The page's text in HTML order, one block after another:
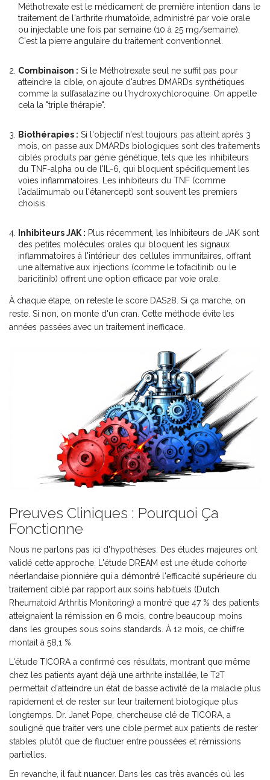
Méthotrexate est le médicament de première intention dans le
traitement de l'arthrite rhumatoïde, administré par voie orale
ou injectable une fois par semaine (10 à 25 mg/semaine).
C'est la pierre angulaire du traitement conventionnel.
Combinaison : Si le Méthotrexate seul ne suffit pas pour
atteindre la cible, on ajoute d'autres DMARDs synthétiques
comme la sulfasalazine ou l'hydroxychloroquine. On appelle
cela la "triple thérapie".
Biothérapies : Si l'objectif n'est toujours pas atteint après 3
mois, on passe aux DMARDs biologiques sont des traitements
ciblés produits par génie génétique, tels que les inhibiteurs
du TNF-alpha ou de l'IL-6, qui bloquent spécifiquement les
voies inflammatoires . Les inhibiteurs du TNF (comme
l'adalimumab ou l'étanercept) sont souvent les premiers
choisis.
Inhibiteurs JAK : Plus récemment, les Inhibiteurs de JAK sont
des petites molécules orales qui bloquent les signaux
inflammatoires à l'intérieur des cellules immunitaires, offrant
une alternative aux injections (comme le tofacitinib ou le
baricitinib) offrent une option efficace par voie orale.
À chaque étape, on reteste le score DAS28. Si ça marche, on
reste. Si non, on monte d'un cran. Cette méthode évite les
années passées avec un traitement inefficace.
Preuves Cliniques : Pourquoi Ça
Fonctionne
Nous ne parlons pas ici d'hypothèses. Des études majeures ont
validé cette approche. L'étude DREAM est une étude cohorte
néerlandaise pionnière qui a démontré l'efficacité supérieure du
traitement ciblé par rapport aux soins habituels (Dutch
Rheumatoid Arthritis Monitoring) a montré que 47 % des patients
atteignaient la rémission en 6 mois, contre beaucoup moins
dans les groupes sous soins standards. À 12 mois, ce chiffre
montait à 58,1 %.
L'étude TICORA a confirmé ces résultats, montrant que même
chez les patients ayant déjà une arthrite installée, le T2T
permettait d'atteindre un état de basse activité de la maladie plus
rapidement et de rester sur leur traitement biologique plus
longtemps. Dr. Janet Pope, chercheuse clé de TICORA, a
souligné que traiter vers une cible permet aux patients de rester
stables plutôt que de fluctuer entre poussées et rémissions
partielles.
En revanche, il faut nuancer. Dans les cas très avancés où les